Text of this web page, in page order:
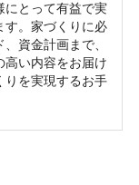
にとって有益で実
す。家づくりに必
資金計画まで、
高い内容をお届け
りを実現するお手